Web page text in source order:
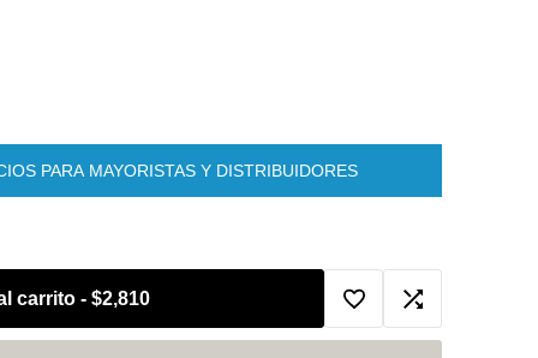
PARA MAYORISTAS Y DISTRIBUIDORES
carrito- $2,810
AgregarAgregar